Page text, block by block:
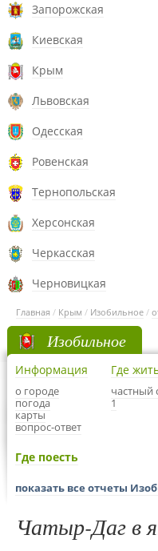
Запорожская
Киевская
Крым
Львовская
Одесская
Ровенская
Тернопольская
Херсонская
Черкасская
Черновицкая
Главная / Крым / Изобильное /
Изобильное
Информация
о городе
погода
карты
вопрос-ответ
Где
частный
1
Где поесть
показать все отчеты
Чатыр-Даг в